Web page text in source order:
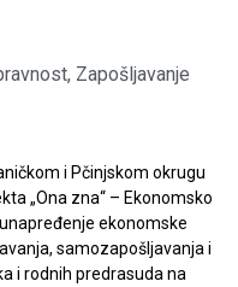
, Zapošljavanje
i Pčinjskom okrugu
„Ona zna“ – Ekonomsko
ekonomske
samozapošljavanja i
i rodnih predrasuda na